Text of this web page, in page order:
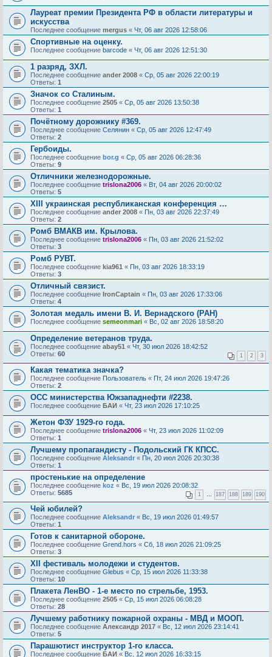
Лауреат премии Президента РФ в области литературы и
искусства
Последнее сообщение mergus « Чт, 06 авг 2026 12:58:06
Спортивные на оценку.
Последнее сообщение barcode « Чт, 06 авг 2026 12:51:30
1 разряд, ЗХЛ.
Последнее сообщение ander 2008 « Ср, 05 авг 2026 22:00:19
Ответы: 1
Значок со Сталиным.
Последнее сообщение 2505 « Ср, 05 авг 2026 13:50:38
Ответы: 1
Почётному дорожнику #369.
Последнее сообщение Селянин « Ср, 05 авг 2026 12:47:49
Ответы: 2
Гербоиды.
Последнее сообщение bor.g « Ср, 05 авг 2026 06:28:36
Ответы: 9
Отличники железнодорожные.
Последнее сообщение trislona2006 « Вт, 04 авг 2026 20:00:02
Ответы: 5
XIII украинская республиканская конференция …
Последнее сообщение ander 2008 « Пн, 03 авг 2026 22:37:49
Ответы: 2
Ромб ВМАКВ им. Крылова.
Последнее сообщение trislona2006 « Пн, 03 авг 2026 21:52:02
Ответы: 3
Ромб РУВТ.
Последнее сообщение kia961 « Пн, 03 авг 2026 18:33:19
Ответы: 3
Отличный связист.
Последнее сообщение IronCaptain « Пн, 03 авг 2026 17:33:06
Ответы: 4
Золотая медаль имени В. И. Вернадского (РАН)
Последнее сообщение semeonmari « Вс, 02 авг 2026 18:58:20
Определение ветеранов труда.
Последнее сообщение abay51 « Чт, 30 июл 2026 18:42:52
Ответы: 60 1 2 3
Какая тематика значка?
Последнее сообщение Пользователь « Пт, 24 июл 2026 19:47:26
Ответы: 2
ОСС министерства Южзападнефти #2238.
Последнее сообщение БАИ « Чт, 23 июл 2026 17:10:25
Жетон ФЗУ 1929-го года.
Последнее сообщение trislona2006 « Чт, 23 июл 2026 11:02:09
Ответы: 1
Лучшему пропагандисту - Подольский ГК КПСС.
Последнее сообщение Aleksandr « Пн, 20 июл 2026 20:30:38
Ответы: 1
простенькие на определение
Последнее сообщение koz « Вс, 19 июл 2026 20:08:32
Ответы: 5685 1 … 187 188 189 190
Чей юбилей?
Последнее сообщение Aleksandr « Вс, 19 июл 2026 01:49:57
Ответы: 1
Готов к санитарной обороне.
Последнее сообщение Grend.hors « Сб, 18 июл 2026 21:09:25
Ответы: 3
XII фестиваль молодежи и студентов.
Последнее сообщение Glebus « Ср, 15 июл 2026 11:33:38
Ответы: 10
Плакета ЛенВО - 1-е место по стрельбе, 1953.
Последнее сообщение 2505 « Ср, 15 июл 2026 06:08:28
Ответы: 28
Лучшему работнику пожарной охраны - МВД и МООП.
Последнее сообщение Александр 2017 « Вс, 12 июл 2026 23:14:41
Ответы: 5
Парашютист инструктор 1-го класса.
Последнее сообщение БАИ « Вс, 12 июл 2026 16:33:15